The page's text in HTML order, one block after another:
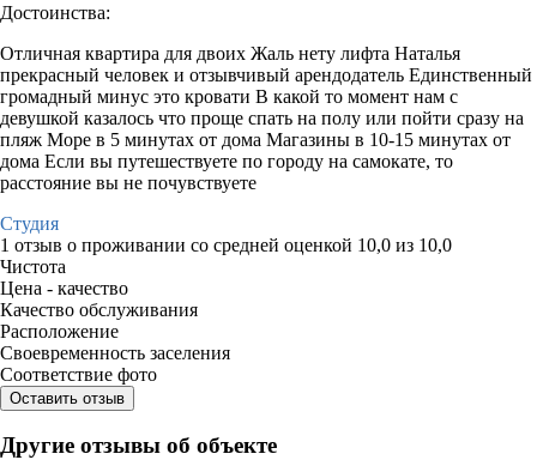
Достоинства:
Отличная квартира для двоих Жаль нету лифта Наталья
прекрасный человек и отзывчивый арендодатель Единственный
громадный минус это кровати В какой то момент нам с
девушкой казалось что проще спать на полу или пойти сразу на
пляж Море в 5 минутах от дома Магазины в 10-15 минутах от
дома Если вы путешествуете по городу на самокате, то
расстояние вы не почувствуете
Студия
1 отзыв о проживании со средней оценкой 10,0 из 10,0
Чистота
Цена - качество
Качество обслуживания
Расположение
Своевременность заселения
Соответствие фото
Оставить отзыв
Другие отзывы об объекте